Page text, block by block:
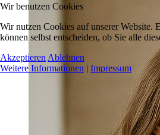
Wir benutzen Cookies
Wir nutzen Cookies auf unserer Website.
können selbst entscheiden, ob Sie alle
Akzeptieren Ablehnen
Weitere Informationen | Impressum